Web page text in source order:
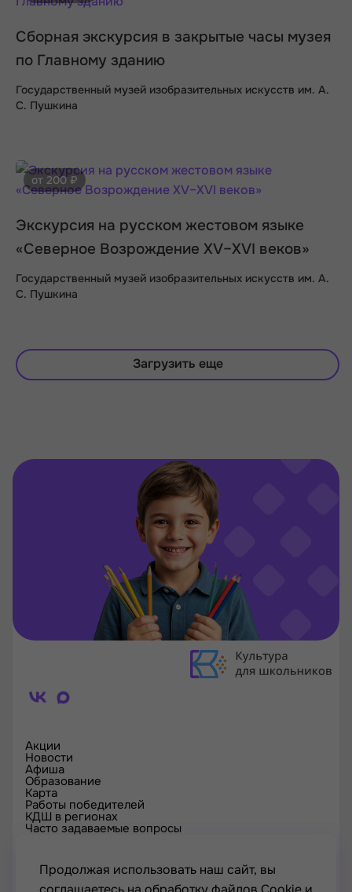
Сборная экскурсия в закрытые часы музея
по Главному зданию
Государственный музей изобразительных искусств им. А.
С. Пушкина
от 200 ₽
Экскурсия на русском жестовом языке
«Северное Возрождение XV–XVI веков»
Государственный музей изобразительных искусств им. А.
С. Пушкина
Загрузить еще
Акции
Новости
Афиша
Образование
Карта
Работы победителей
КДШ в регионах
Часто задаваемые вопросы
Проверка сертификата
Контакты
Продолжая использовать наш сайт, вы